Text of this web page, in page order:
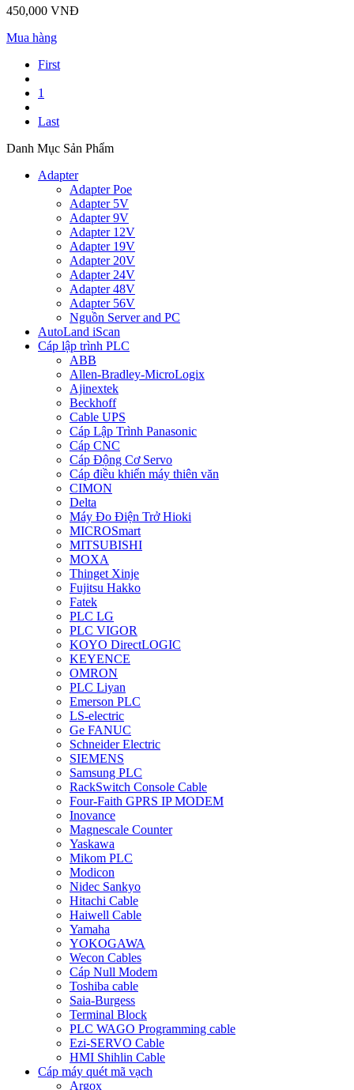
450,000 VNĐ
Mua hàng
First
1
Last
Danh Mục Sản Phẩm
Adapter
Adapter Poe
Adapter 5V
Adapter 9V
Adapter 12V
Adapter 19V
Adapter 20V
Adapter 24V
Adapter 48V
Adapter 56V
Nguồn Server and PC
AutoLand iScan
Cáp lập trình PLC
ABB
Allen-Bradley-MicroLogix
Ajinextek
Beckhoff
Cable UPS
Cáp Lập Trình Panasonic
Cáp CNC
Cáp Động Cơ Servo
Cáp điều khiển máy thiên văn
CIMON
Delta
Máy Đo Điện Trở Hioki
MICROSmart
MITSUBISHI
MOXA
Thinget Xinje
Fujitsu Hakko
Fatek
PLC LG
PLC VIGOR
KOYO DirectLOGIC
KEYENCE
OMRON
PLC Liyan
Emerson PLC
LS-electric
Ge FANUC
Schneider Electric
SIEMENS
Samsung PLC
RackSwitch Console Cable
Four-Faith GPRS IP MODEM
Inovance
Magnescale Counter
Yaskawa
Mikom PLC
Modicon
Nidec Sankyo
Hitachi Cable
Haiwell Cable
Yamaha
YOKOGAWA
Wecon Cables
Cáp Null Modem
Toshiba cable
Saia-Burgess
Terminal Block
PLC WAGO Programming cable
Ezi-SERVO Cable
HMI Shihlin Cable
Cáp máy quét mã vạch
Argox